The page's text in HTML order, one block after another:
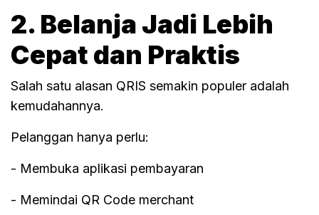
2. Belanja Jadi Lebih
Cepat dan Praktis
Salah satu alasan QRIS semakin populer adalah
kemudahannya.
Pelanggan hanya perlu:
- Membuka aplikasi pembayaran
- Memindai QR Code merchant